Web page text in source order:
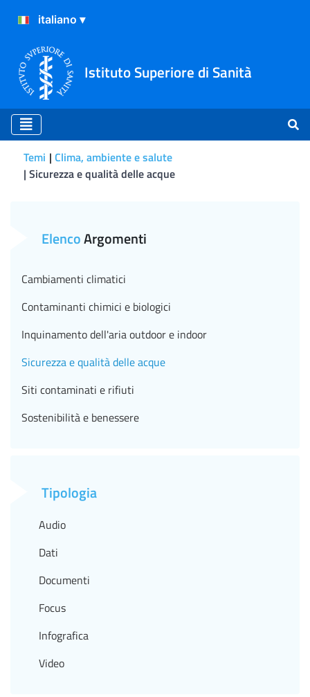
Istituto Superiore di Sanità
Temi Clima, ambiente e salute
Sicurezza e qualità delle acque
ElencoArgomenti
Cambiamenti climatici
Contaminanti chimici e biologici
Inquinamento dell'aria outdoor e indoor
Sicurezza e qualità delle acque
Siti contaminati e rifiuti
Sostenibilità e benessere
Tipologia
Audio
Dati
Documenti
Focus
Infografica
Video